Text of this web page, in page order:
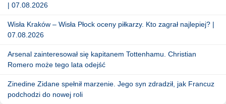
| 07.08.2026
Wisła Kraków – Wisła Płock oceny piłkarzy. Kto zagrał najlepiej? |
07.08.2026
Arsenal zainteresował się kapitanem Tottenhamu. Christian
Romero może tego lata odejść
Zinedine Zidane spełnił marzenie. Jego syn zdradził, jak Francuz
podchodzi do nowej roli